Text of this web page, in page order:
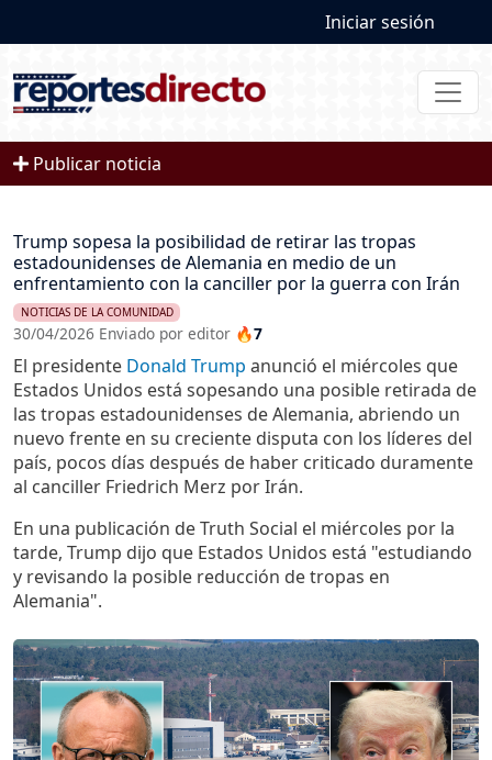
User
Iniciar sesión
Publicar noticia
Trump sopesa la posibilidad de retirar las tropas
estadounidenses de Alemania en medio de un
enfrentamiento con la canciller por la guerra con Irán
NOTICIAS DE LA COMUNIDAD
30/04/2026 Enviado por editor 🔥7
El presidente Donald Trump anunció el miércoles que
Estados Unidos está sopesando una posible retirada de
las tropas estadounidenses de Alemania, abriendo un
nuevo frente en su creciente disputa con los líderes del
país, pocos días después de haber criticado duramente
al canciller Friedrich Merz por Irán.
En una publicación de Truth Social el miércoles por la
tarde, Trump dijo que Estados Unidos está "estudiando
y revisando la posible reducción de tropas en
Alemania".
Imagen